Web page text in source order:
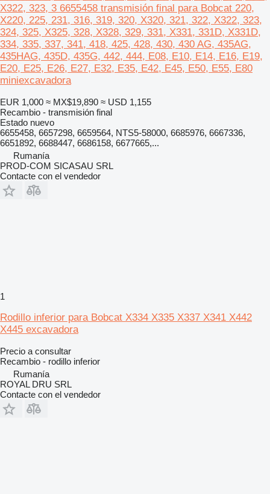
X322, 323, 3 6655458 transmisión final para Bobcat 220,
X220, 225, 231, 316, 319, 320, X320, 321, 322, X322, 323,
324, 325, X325, 328, X328, 329, 331, X331, 331D, X331D,
334, 335, 337, 341, 418, 425, 428, 430, 430 AG, 435AG,
435HAG, 435D, 435G, 442, 444, E08, E10, E14, E16, E19,
E20, E25, E26, E27, E32, E35, E42, E45, E50, E55, E80
miniexcavadora
EUR 1,000 ≈ MX$19,890 ≈ USD 1,155
Recambio - transmisión final
Estado nuevo
6655458, 6657298, 6659564, NTS5-58000, 6685976, 6667336,
6651892, 6688447, 6686158, 6677665,...
Rumanía
PROD-COM SICASAU SRL
Contacte con el vendedor
1
Rodillo inferior para Bobcat X334 X335 X337 X341 X442
X445 excavadora
Precio a consultar
Recambio - rodillo inferior
Rumanía
ROYAL DRU SRL
Contacte con el vendedor